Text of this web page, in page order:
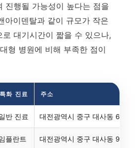
진행될 가능성이 높다는 점을
아이덴탈과 같이 규모가 작은
대기시간이 짧을 수 있으나,
형 병원에 비해 부족한 점이
특화 진료 주소
반 진료 대전광역시 중구 대사동 640
플란트 대전광역시 중구 대사동 97-7